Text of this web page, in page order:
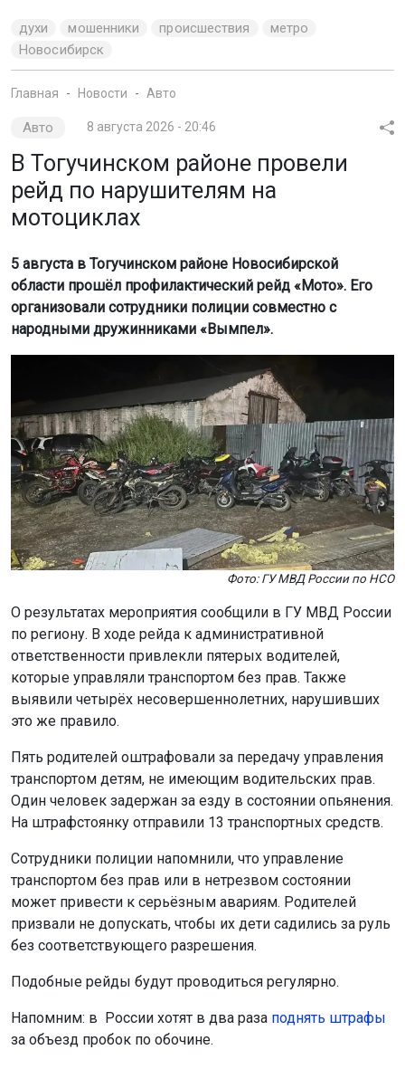
духи мошенники происшествия
метро
Новосибирск
Главная Новости Авто
Авто 8 августа 2026 - 20:46
В Тогучинском районе провели
рейд по нарушителям на
мотоциклах
5 августа в Тогучинском районе Новосибирской
области прошёл профилактический рейд «Мото». Его
организовали сотрудники полиции совместно с
народными дружинниками «Вымпел».
Фото: ГУ МВД России по НСО
О результатах мероприятия сообщили в ГУ МВД России
по региону. В ходе рейда к административной
ответственности привлекли пятерых водителей,
которые управляли транспортом без прав. Также
выявили четырёх несовершеннолетних, нарушивших
это же правило.
Пять родителей оштрафовали за передачу управления
транспортом детям, не имеющим водительских прав.
Один человек задержан за езду в состоянии опьянения.
На штрафстоянку отправили 13 транспортных средств.
Сотрудники полиции напомнили, что управление
транспортом без прав или в нетрезвом состоянии
может привести к серьёзным авариям. Родителей
призвали не допускать, чтобы их дети садились за руль
без соответствующего разрешения.
Подобные рейды будут проводиться регулярно.
Напомним: в России хотят в два раза поднять штрафы
за объезд пробок по обочине.